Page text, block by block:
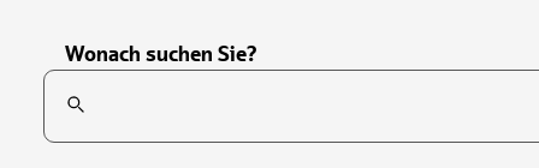
Wonach suchen Sie?
Suchfeld